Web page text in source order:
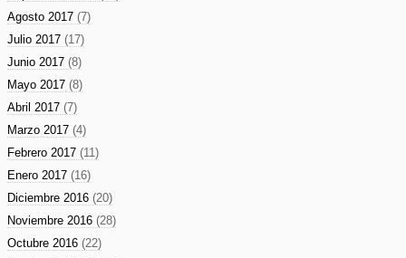
Agosto 2017 (7)
Julio 2017 (17)
Junio 2017 (8)
Mayo 2017 (8)
Abril 2017 (7)
Marzo 2017 (4)
Febrero 2017 (11)
Enero 2017 (16)
Diciembre 2016 (20)
Noviembre 2016 (28)
Octubre 2016 (22)